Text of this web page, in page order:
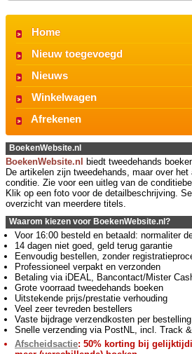
Home
Nieuw toegevoegd
Nieuws
Winkelwagen
Afrekenen
BoekenWebsite.nl
BoekenWebsite.nl
biedt tweedehands
De artikelen zijn tweedehands, maar over
conditie. Zie voor een uitleg van de
Klik op een foto voor de detailbeschrijving.
overzicht van meerdere titels.
Waarom kiezen voor BoekenWebsite.nl?
Voor 16:00 besteld en betaald: normaliter
14 dagen niet goed, geld terug garantie
Eenvoudig bestellen, zonder
Professioneel verpakt en verzonden
Betaling via iDEAL, Bancontact/Mister
Grote voorraad tweedehands boeken
Uitstekende prijs/prestatie verhouding
Veel zeer tevreden bestellers
Vaste bijdrage verzendkosten per
Snelle verzending via PostNL, incl. Track
Afscheidsactie: 50% korting bij